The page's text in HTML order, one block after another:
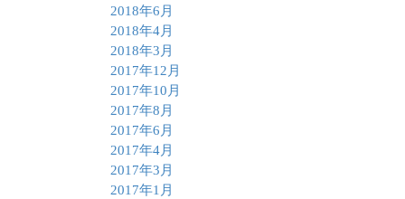
2018年6月
2018年4月
2018年3月
2017年12月
2017年10月
2017年8月
2017年6月
2017年4月
2017年3月
2017年1月